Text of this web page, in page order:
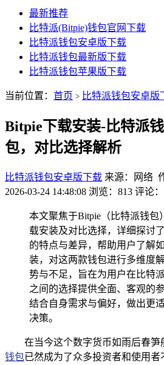
最新推荐
比特派(Bitpie)钱包官网下载
比特派钱包安卓版下载
比特派钱包最新版下载
比特派钱包苹果版下载
当前位置： 首页 > 比特派钱包安卓版
Bitpie下载安装-比特派
包，对比选择解析
比特派钱包安卓版下载 来源：网络
2026-03-24 14:48:08 浏览：813 评论
本文聚焦于Bitpie（比特派钱包
载安装及对比选择，详细探讨
的特点与差异，帮助用户了解
装，对这两款钱包进行多维度
势与不足，旨在为用户在比特
之间的选择提供全面、客观的
结合自身需求与偏好，做出更
决策。
在当今这个数字货币如雨后春笋
钱包已然成为了众多投资者和使用